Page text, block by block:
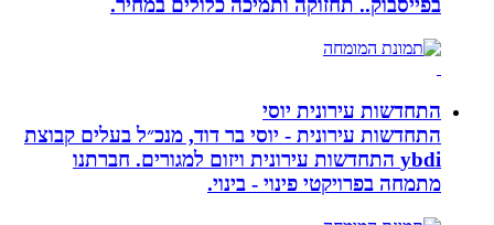
בפייסבוק.. תחזוקה ותמיכה כלולים במחיר.
התחדשות עירונית יוסי
התחדשות עירונית - יוסי בר דוד, מנכ״ל בעלים קבוצת
ybdi התחדשות עירונית ויזום למגורים. חברתנו
מתמחה בפרויקטי פינוי - בינוי.